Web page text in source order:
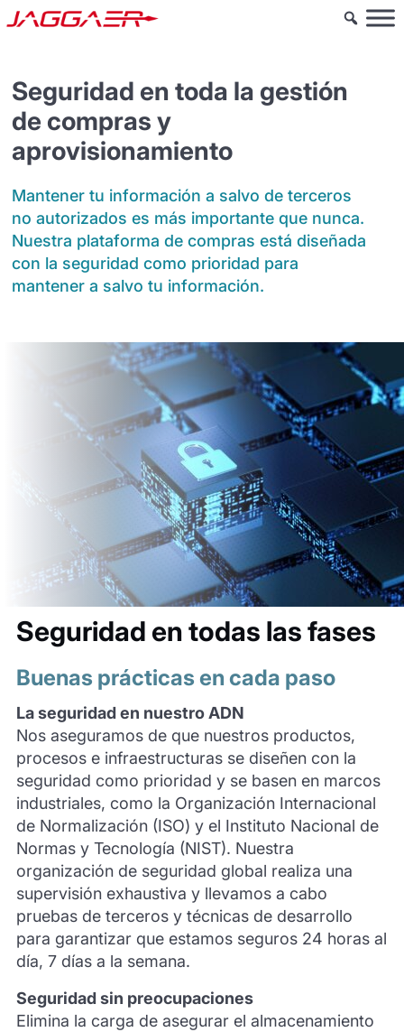
Seguridad en toda la gestión
de compras y
aprovisionamiento
Mantener tu información a salvo de terceros
no autorizados es más importante que nunca.
Nuestra plataforma de compras está diseñada
con la seguridad como prioridad para
mantener a salvo tu información.
Seguridad en todas las fases
Buenas prácticas en cada paso
La seguridad en nuestro ADN
Nos aseguramos de que nuestros productos,
procesos e infraestructuras se diseñen con la
seguridad como prioridad y se basen en marcos
industriales, como la Organización Internacional
de Normalización (ISO) y el Instituto Nacional de
Normas y Tecnología (NIST). Nuestra
organización de seguridad global realiza una
supervisión exhaustiva y llevamos a cabo
pruebas de terceros y técnicas de desarrollo
para garantizar que estamos seguros 24 horas al
día, 7 días a la semana.
Seguridad sin preocupaciones
Elimina la carga de asegurar el almacenamiento